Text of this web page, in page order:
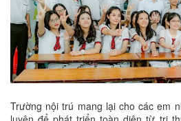
Trường nội trú mang lại cho các em